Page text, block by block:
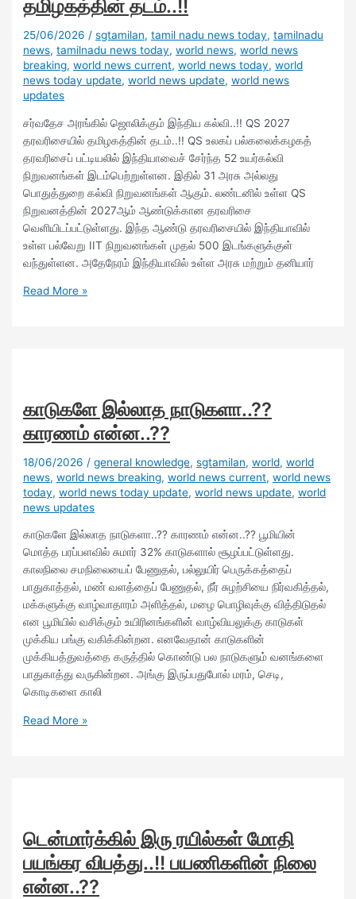
தமிழகத்தின் தடம்..!!
25/06/2026 /sgtamilan,tamil nadu news today,tamilnadu
news,tamilnadu news today,world news,world news
breaking,world news current,world news today,world
news today update,world news update,world news
updates
சர்வதேச அரங்கில் ஜொலிக்கும் இந்திய கல்வி..!! QS 2027
தரவரிசையில் தமிழகத்தின் தடம்..!! QS உலகப் பல்கலைக்கழகத்
தரவரிசைப் பட்டியலில் இந்தியாவைச் சேர்ந்த 52 உயர்கல்வி
நிறுவனங்கள் இடம்பெற்றுள்ளன. இதில் 31 அரசு அல்லது
பொதுத்துறை கல்வி நிறுவனங்கள் ஆகும். லண்டனில் உள்ள QS
நிறுவனத்தின் 2027ஆம் ஆண்டுக்கான தரவரிசை
வெளியிடப்பட்டுள்ளது. இந்த ஆண்டு தரவரிசையில் இந்தியாவில்
உள்ள பல்வேறு IIT நிறுவனங்கள் முதல் 500 இடங்களுக்குள்
வந்துள்ளன. அதேநேரம் இந்தியாவில் உள்ள அரசு மற்றும் தனியார்
Read More »
காடுகளே இல்லாத நாடுகளா..??
காரணம் என்ன..??
18/06/2026 /general knowledge,sgtamilan,world,world
news,world news breaking,world news current,world news
today,world news today update,world news update,world
news updates
காடுகளே இல்லாத நாடுகளா..?? காரணம் என்ன..?? பூமியின்
மொத்த பரப்பளவில் சுமார் 32% காடுகளால் சூழப்பட்டுள்ளது.
காலநிலை சமநிலையைப் பேணுதல், பல்லுயிர் பெருக்கத்தைப்
பாதுகாத்தல், மண் வளத்தைப் பேணுதல், நீர் சுழற்சியை நிர்வகித்தல்,
மக்களுக்கு வாழ்வாதாரம் அளித்தல், மழை பொழிவுக்கு வித்திடுதல்
என பூமியில் வசிக்கும் உயிரினங்களின் வாழ்வியலுக்கு காடுகள்
முக்கிய பங்கு வகிக்கின்றன. எனவேதான் காடுகளின்
முக்கியத்துவத்தை கருத்தில் கொண்டு பல நாடுகளும் வனங்களை
பாதுகாத்து வருகின்றன. அங்கு இருப்பதுபோல் மரம், செடி,
கொடிகளை காலி
Read More »
டென்மார்க்கில் இரு ரயில்கள் மோதி
பயங்கர விபத்து..!! பயணிகளின் நிலை
என்ன..??